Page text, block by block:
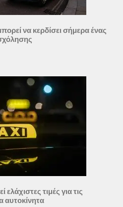
να κερδίσει σήμερα ένας
ελάχιστες τιμές για τις
αυτοκίνητα